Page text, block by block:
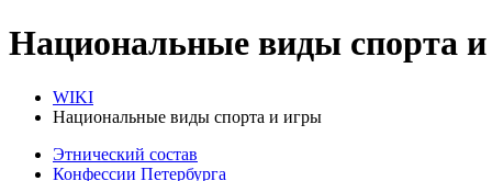
Национальные виды спорта
WIKI
Национальные виды спорта и игры
Этнический состав
Конфессии Петербурга